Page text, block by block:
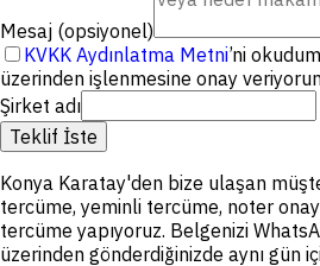
Mesaj (opsiyonel)
KVKK Aydınlatma Metni’ni
üzerinden işlenmesine onay
Şirket adı
Teklif İste
Konya Karatay'den bize ulaşan
tercüme, yeminli tercüme, noter
tercüme yapıyoruz. Belgenizi
üzerinden gönderdiğinizde aynı gün